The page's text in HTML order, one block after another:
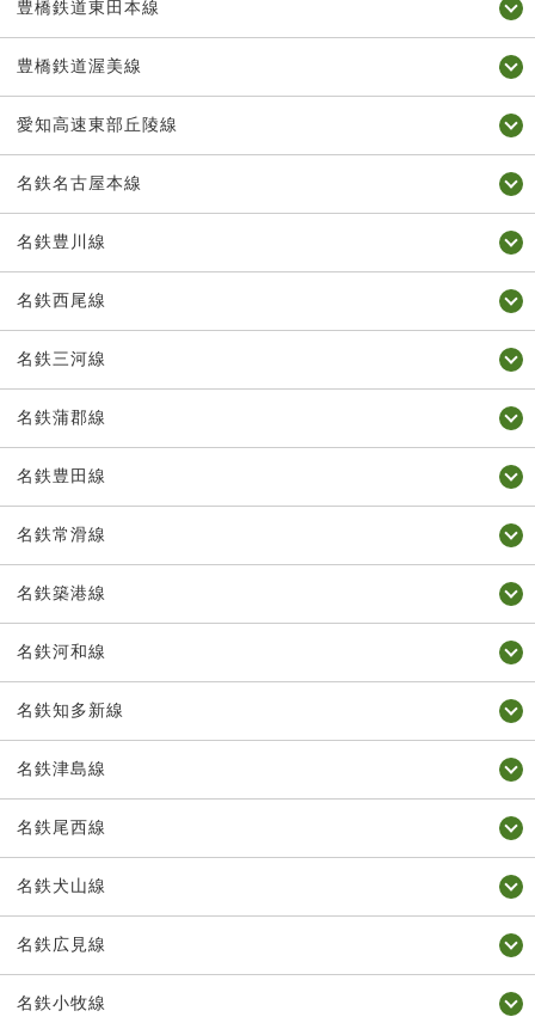
豊橋鉄道東田本線
豊橋鉄道渥美線
愛知高速東部丘陵線
名鉄名古屋本線
名鉄豊川線
名鉄西尾線
名鉄三河線
名鉄蒲郡線
名鉄豊田線
名鉄常滑線
名鉄築港線
名鉄河和線
名鉄知多新線
名鉄津島線
名鉄尾西線
名鉄犬山線
名鉄広見線
名鉄小牧線